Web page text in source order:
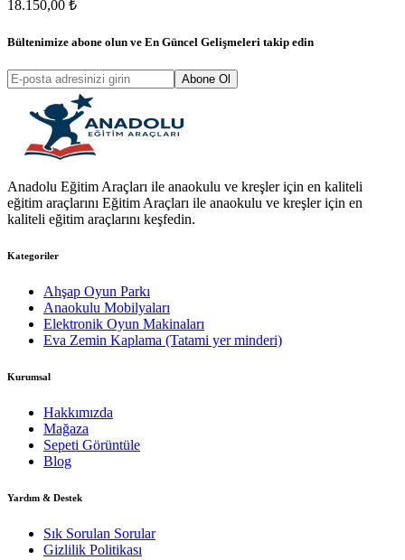
18.150,00 ₺
Bültenimize abone olun ve En Güncel Gelişmeleri takip edin
Abone Ol
Anadolu Eğitim Araçları ile anaokulu ve kreşler için en kaliteli
eğitim araçlarını Eğitim Araçları ile anaokulu ve kreşler için en
kaliteli eğitim araçlarını keşfedin.
Kategoriler
Ahşap Oyun Parkı
Anaokulu Mobilyaları
Elektronik Oyun Makinaları
Eva Zemin Kaplama (Tatami yer minderi)
Kurumsal
Hakkımızda
Mağaza
Sepeti Görüntüle
Blog
Yardım & Destek
Sık Sorulan Sorular
Gizlilik Politikası